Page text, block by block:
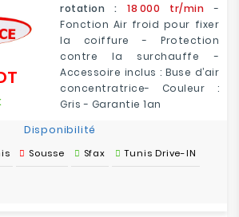
rotation : 18 000 tr/min -
Fonction Air froid pour fixer
la coiffure - Protection
contre la surchauffe -
Accessoire inclus : Buse d’air
concentratrice- Couleur :
Gris - Garantie 1an
Prix
Disponibilité
Sousse Sfax Tunis Drive-IN